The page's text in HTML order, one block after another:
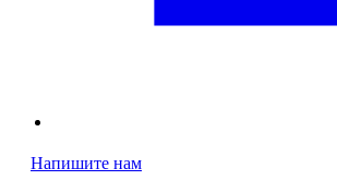
Напишите нам